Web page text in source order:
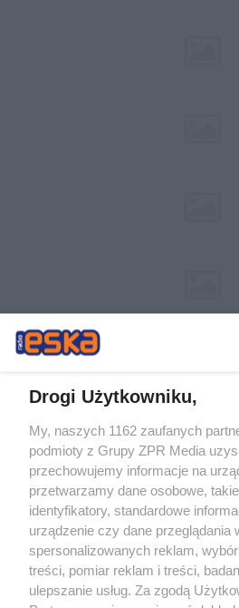
Żaden utwór zamieszczony w serwisie nie
rozpowszechniany lub dalej
tym także elektroniczny lub mechaniczny)
eksploatacji w jakiejkolwiek formie,
Internecie bez pisemnej zgody właściciela
wykorzystanie utworów w całości lub w
tzn. bez właściwej zgody, jest zabronione
ścigane prawnie.
Drogi Użytkowniku,
My, naszych 1162 zaufanych
podmioty z Grupy ZPR Media
przechowujemy informacje na
przetwarzamy dane osobowe,
identyfikatory, standardowe
urządzenie czy dane przeglądania
spersonalizowanych reklam,
treści, pomiar reklam i treści,
ulepszanie usług. Za zgodą